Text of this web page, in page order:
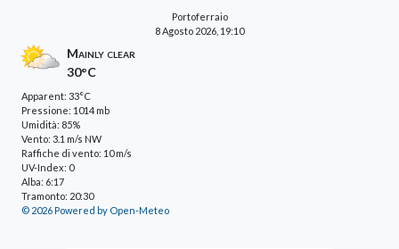
Portoferraio
8 Agosto 2026, 19:10
Mainly clear
30°C
Apparent: 33°C
Pressione: 1014 mb
Umidità: 85%
Vento: 3.1 m/s NW
Raffiche di vento: 10 m/s
UV-Index: 0
Alba: 6:17
Tramonto: 20:30
© 2026 Powered by Open-Meteo